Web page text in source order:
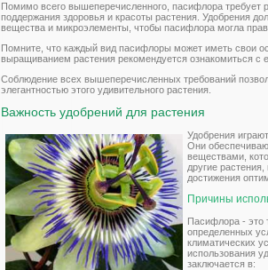
Помимо всего вышеперечисленного, пасифлора требует
поддержания здоровья и красоты растения. Удобрения
вещества и микроэлементы, чтобы пасифлора могла
Помните, что каждый вид пасифлоры может иметь свои
выращиванием растения рекомендуется ознакомиться с
Соблюдение всех вышеперечисленных требований
элегантностью этого удивительного растения.
Важность удобрений для растения
Удобрения
Они
веществами,
другие
достижения
Причины
Пасифлора - это
определенных
климатических
использования
заключается в: